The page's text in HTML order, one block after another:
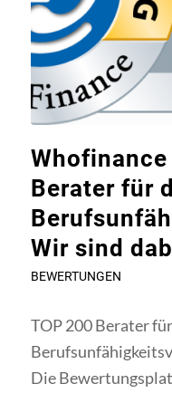
Berater für
Wir sind
BEWERTUNGEN
TOP 200 Berater
Die